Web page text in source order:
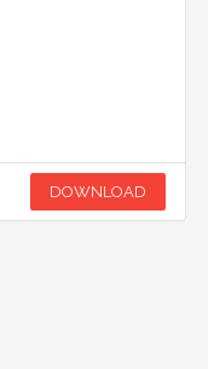
DOWNLOAD